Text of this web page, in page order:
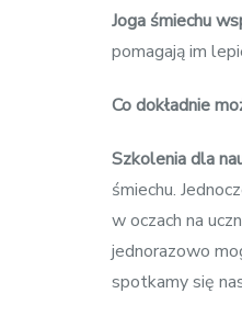
Joga śmiechu
pomagają im
Co dokładnie
Szkolenia dla
śmiechu.
w oczach na
jednorazowo
spotkamy się